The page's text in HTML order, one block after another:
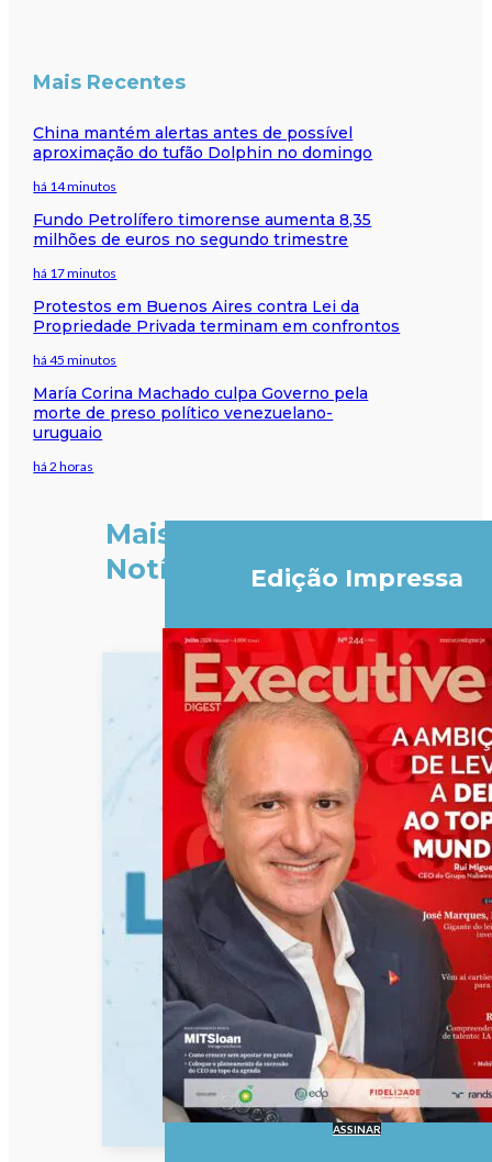
Mais Recentes
China mantém alertas antes de possível
aproximação do tufão Dolphin no domingo
há 14 minutos
Fundo Petrolífero timorense aumenta 8,35
milhões de euros no segundo trimestre
há 17 minutos
Protestos em Buenos Aires contra Lei da
Propriedade Privada terminam em confrontos
há 45 minutos
María Corina Machado culpa Governo pela
morte de preso político venezuelano-
uruguaio
há 2 horas
Mais
Notícias
Edição Impressa
ASSINAR